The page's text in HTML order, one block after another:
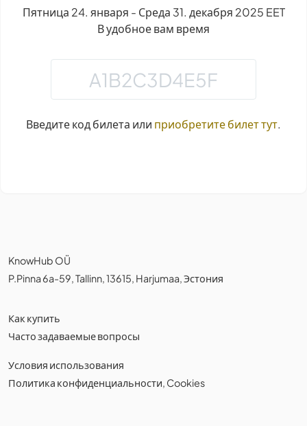
Пятница 24. января - Среда 31. декабря 2025 EET
В удобное вам время
Введите код билета или приобретите билет тут.
KnowHub OÜ
P.Pinna 6a-59, Tallinn, 13615, Harjumaa, Эстония
Как купить
Часто задаваемые вопросы
Условия использования
Политика конфиденциальности, Cookies